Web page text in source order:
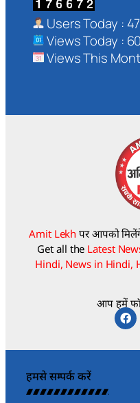
Users Today : 47
Views Today : 60
Views This
Amit Lekh पर आपको मिलेंगे
Get all the Latest
Hindi, News in Hindi,
आप हमें
हमसे सम्पर्क करें